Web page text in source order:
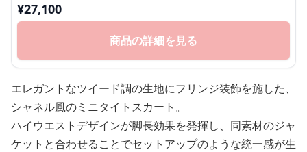
¥27,100
商品の詳細を見る
エレガントなツイード調の生地にフリンジ装飾を施した、
シャネル風のミニタイトスカート。
ハイウエストデザインが脚長効果を発揮し、同素材のジャ
ケットと合わせることでセットアップのような統一感が生